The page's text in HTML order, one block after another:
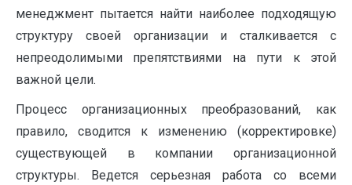
менеджмент пытается найти наиболее подходящую
структуру своей организации и сталкивается с
непреодолимыми препятствиями на пути к этой
важной цели.
Процесс организационных преобразований, как
правило, сводится к изменению (корректировке)
существующей в компании организационной
структуры. Ведется серьезная работа со всеми